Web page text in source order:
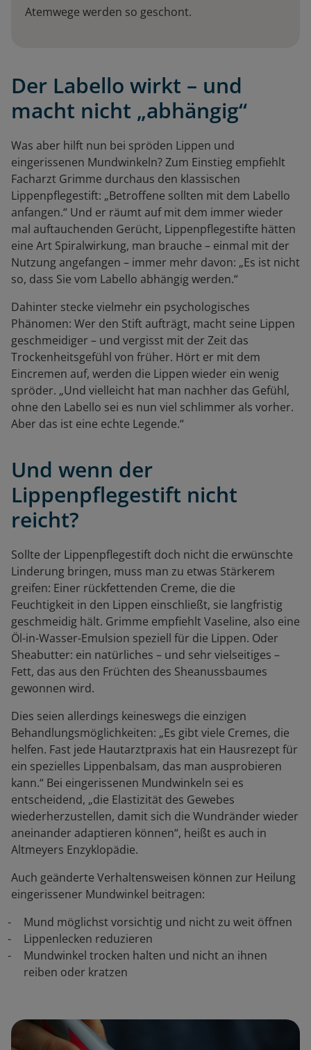
Atemwege werden so geschont.
Der Labello wirkt – und
macht nicht „abhängig“
Was aber hilft nun bei spröden Lippen und
eingerissenen Mundwinkeln? Zum Einstieg empfiehlt
Facharzt Grimme durchaus den klassischen
Lippenpflegestift: „Betroffene sollten mit dem Labello
anfangen.“ Und er räumt auf mit dem immer wieder
mal auftauchenden Gerücht, Lippenpflegestifte hätten
eine Art Spiralwirkung, man brauche – einmal mit der
Nutzung angefangen – immer mehr davon: „Es ist nicht
so, dass Sie vom Labello abhängig werden.“
Dahinter stecke vielmehr ein psychologisches
Phänomen: Wer den Stift aufträgt, macht seine Lippen
geschmeidiger – und vergisst mit der Zeit das
Trockenheitsgefühl von früher. Hört er mit dem
Eincremen auf, werden die Lippen wieder ein wenig
spröder. „Und vielleicht hat man nachher das Gefühl,
ohne den Labello sei es nun viel schlimmer als vorher.
Aber das ist eine echte Legende.“
Und wenn der
Lippenpflegestift nicht
reicht?
Sollte der Lippenpflegestift doch nicht die erwünschte
Linderung bringen, muss man zu etwas Stärkerem
greifen: Einer rückfettenden Creme, die die
Feuchtigkeit in den Lippen einschließt, sie langfristig
geschmeidig hält. Grimme empfiehlt Vaseline, also eine
Öl-in-Wasser-Emulsion speziell für die Lippen. Oder
Sheabutter: ein natürliches – und sehr vielseitiges –
Fett, das aus den Früchten des Sheanussbaumes
gewonnen wird.
Dies seien allerdings keineswegs die einzigen
Behandlungsmöglichkeiten: „Es gibt viele Cremes, die
helfen. Fast jede Hautarztpraxis hat ein Hausrezept für
ein spezielles Lippenbalsam, das man ausprobieren
kann.“ Bei eingerissenen Mundwinkeln sei es
entscheidend, „die Elastizität des Gewebes
wiederherzustellen, damit sich die Wundränder wieder
aneinander adaptieren können“, heißt es auch in
Altmeyers Enzyklopädie.
Auch geänderte Verhaltensweisen können zur Heilung
eingerissener Mundwinkel beitragen:
Mund möglichst vorsichtig und nicht zu weit öffnen
Lippenlecken reduzieren
Mundwinkel trocken halten und nicht an ihnen
reiben oder kratzen